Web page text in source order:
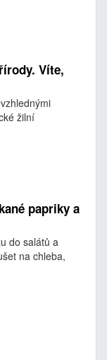
Víte,
žilní
papriky a
do salátů a
na chleba,